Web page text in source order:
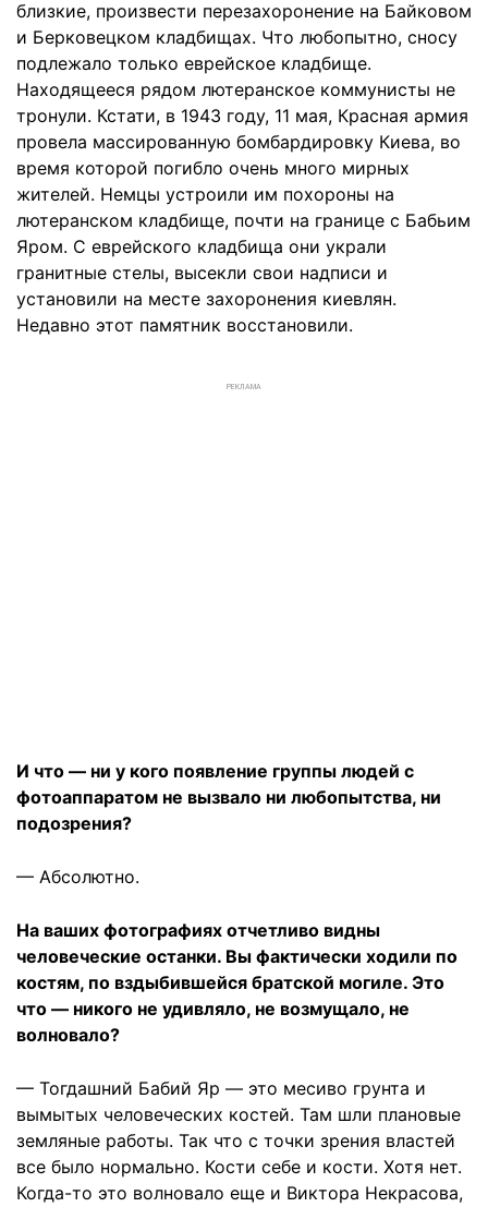
близкие, произвести перезахоронение на Байковом
и Берковецком кладбищах. Что любопытно, сносу
подлежало только еврейское кладбище.
Находящееся рядом лютеранское коммунисты не
тронули. Кстати, в 1943 году, 11 мая, Красная армия
провела массированную бомбардировку Киева, во
время которой погибло очень много мирных
жителей. Немцы устроили им похороны на
лютеранском кладбище, почти на границе с Бабьим
Яром. С еврейского кладбища они украли
гранитные стелы, высекли свои надписи и
установили на месте захоронения киевлян.
Недавно этот памятник восстановили.
РЕКЛАМА
И что — ни у кого появление группы людей с
фотоаппаратом не вызвало ни любопытства, ни
подозрения?
— Абсолютно.
На ваших фотографиях отчетливо видны
человеческие останки. Вы фактически ходили по
костям, по вздыбившейся братской могиле. Это
что — никого не удивляло, не возмущало, не
волновало?
— Тогдашний Бабий Яр — это месиво грунта и
вымытых человеческих костей. Там шли плановые
земляные работы. Так что с точки зрения властей
все было нормально. Кости себе и кости. Хотя нет.
Когда-то это волновало еще и Виктора Некрасова,